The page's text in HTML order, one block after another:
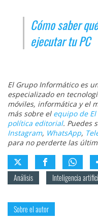
Cómo saber
ejecutar tu PC
El Grupo Informático es
especializado en
móviles, informática y el
más sobre el equipo de
política editorial. Puedes
Instagram, WhatsApp,
para no perderte las
Análisis
Inteligencia
Sobre el autor